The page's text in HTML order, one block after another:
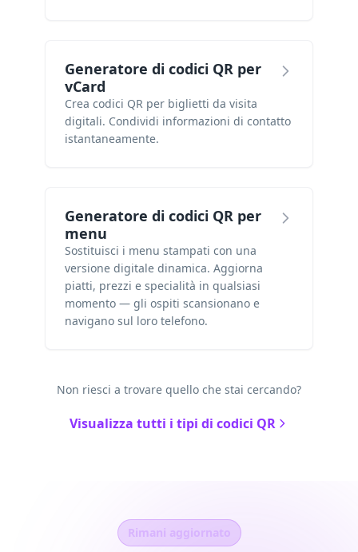
Generatore di codici QR per
vCard
Crea codici QR per biglietti da visita
digitali. Condividi informazioni di contatto
istantaneamente.
Generatore di codici QR per
menu
Sostituisci i menu stampati con una
versione digitale dinamica. Aggiorna
piatti, prezzi e specialità in qualsiasi
momento — gli ospiti scansionano e
navigano sul loro telefono.
Non riesci a trovare quello che stai cercando?
Visualizza tutti i tipi di codici QR
Rimani aggiornato